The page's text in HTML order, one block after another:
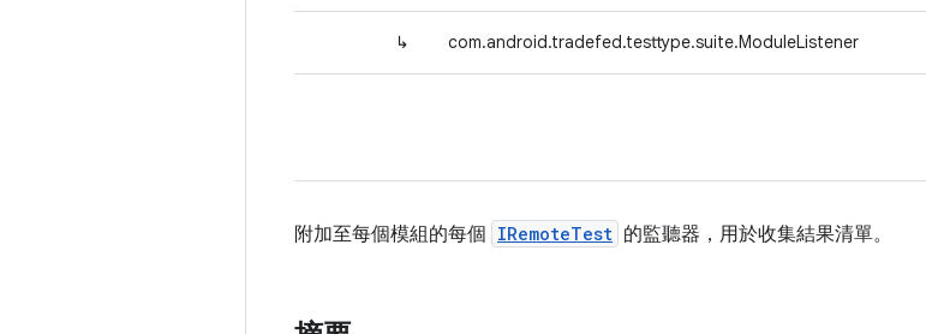
↳ com.android.tradefed.testtype.suite.ModuleListener
附加至每個模組的每個 IRemoteTest 的監聽器，用於收集結果清單。